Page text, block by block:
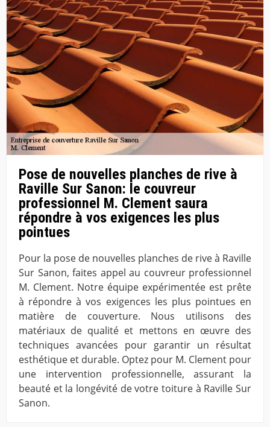
Pose de nouvelles planches de rive à
Raville Sur Sanon: le couvreur
professionnel M. Clement saura
répondre à vos exigences les plus
pointues
Pour la pose de nouvelles planches de rive à Raville
Sur Sanon, faites appel au couvreur professionnel
M. Clement. Notre équipe expérimentée est prête
à répondre à vos exigences les plus pointues en
matière de couverture. Nous utilisons des
matériaux de qualité et mettons en œuvre des
techniques avancées pour garantir un résultat
esthétique et durable. Optez pour M. Clement pour
une intervention professionnelle, assurant la
beauté et la longévité de votre toiture à Raville Sur
Sanon.